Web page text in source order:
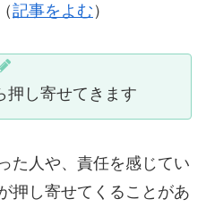
記事をよむ ）
押し寄せてきます
た人や、責任を感じてい
押し寄せてくることがあ